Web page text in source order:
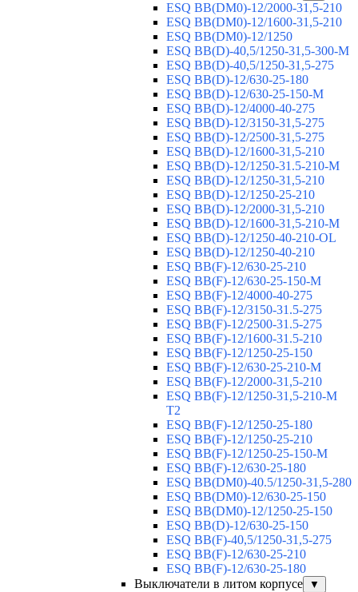
ESQ ВВ(DM0)-12/2000-31,5-210
ESQ ВВ(DM0)-12/1600-31,5-210
ESQ ВВ(DM0)-12/1250
ESQ ВВ(D)-40,5/1250-31,5-300-М
ESQ ВВ(D)-40,5/1250-31,5-275
ESQ ВВ(D)-12/630-25-180
ESQ ВВ(D)-12/630-25-150-М
ESQ ВВ(D)-12/4000-40-275
ESQ ВВ(D)-12/3150-31,5-275
ESQ ВВ(D)-12/2500-31,5-275
ESQ ВВ(D)-12/1600-31,5-210
ESQ ВВ(D)-12/1250-31.5-210-М
ESQ ВВ(D)-12/1250-31,5-210
ESQ ВВ(D)-12/1250-25-210
ESQ BB(D)-12/2000-31,5-210
ESQ BB(D)-12/1600-31,5-210-М
ESQ BB(D)-12/1250-40-210-OL
ESQ BB(D)-12/1250-40-210
ESQ ВВ(F)-12/630-25-210
ESQ ВВ(F)-12/630-25-150-М
ESQ ВВ(F)-12/4000-40-275
ESQ ВВ(F)-12/3150-31.5-275
ESQ ВВ(F)-12/2500-31.5-275
ESQ ВВ(F)-12/1600-31.5-210
ESQ ВВ(F)-12/1250-25-150
ESQ BB(F)-12/630-25-210-М
ESQ BB(F)-12/2000-31,5-210
ESQ BB(F)-12/1250-31,5-210-М
T2
ESQ BB(F)-12/1250-25-180
ESQ ВВ(F)-12/1250-25-210
ESQ ВВ(F)-12/1250-25-150-М
ESQ BB(F)-12/630-25-180
ESQ ВВ(DM0)-40.5/1250-31,5-280
ESQ ВВ(DM0)-12/630-25-150
ESQ ВВ(DM0)-12/1250-25-150
ESQ BB(D)-12/630-25-150
ESQ ВВ(F)-40,5/1250-31,5-275
ESQ ВВ(F)-12/630-25-210
ESQ ВВ(F)-12/630-25-180
Выключатели в литом корпусе
▼